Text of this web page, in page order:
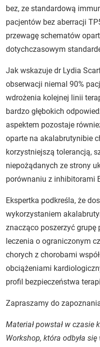
bez, ze standardową
pacjentów bez aberracji
przewagę schematów
dotychczasowym
Jak wskazuje dr Lydia
obserwacji niemal 90%
wdrożenia kolejnej linii
bardzo głębokich
aspektem pozostaje
oparte na akalabrutynibie
korzystniejszą tolerancją,
niepożądanych ze strony
porównaniu z inhibitorami
Ekspertka podkreśla, że
wykorzystaniem
znacząco poszerzyć
leczenia o ograniczonym
chorych z chorobami
obciążeniami
profil bezpieczeństwa
Zapraszamy do
Materiał powstał w czasie
Workshop, która odbyła